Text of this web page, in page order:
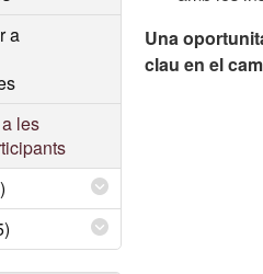
a
les
Una
clau en el